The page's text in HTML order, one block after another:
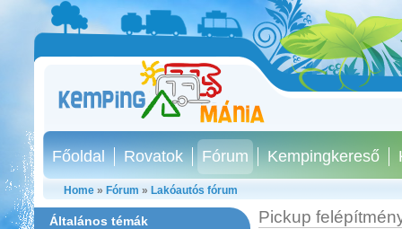
Főoldal Rovatok Fórum Kempingkereső
Home » Fórum » Lakóautós fórum
Általános témák
Pickup